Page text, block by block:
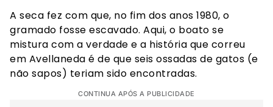
A seca fez com que, no fim dos anos 1980, o
gramado fosse escavado. Aqui, o boato se
mistura com a verdade e a história que correu
em Avellaneda é de que seis ossadas de gatos (e
não sapos) teriam sido encontradas.
CONTINUA APÓS A PUBLICIDADE